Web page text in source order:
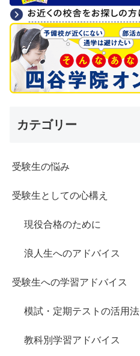
カテゴリー
受験生の悩み
受験生としての心構え
現役合格のために
浪人生へのアドバイス
受験生への学習アドバイス
模試・定期テストの活用法
教科別学習アドバイス